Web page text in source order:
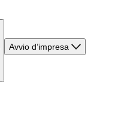
Avvio d’impresa